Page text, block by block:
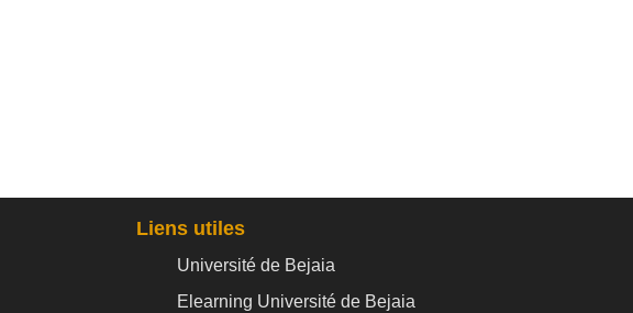
Liens utiles
Université de Bejaia
Elearning Université de Bejaia